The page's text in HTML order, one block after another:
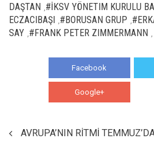
DAŞTAN #İKSV YÖNETIM KURULU
ECZACIBAŞI #BORUSAN GRUP
SAY #FRANK PETER ZIMMERMANN
Facebook
Google+
AVRUPA’NIN RİTMİ